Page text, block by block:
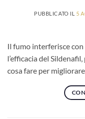
PUBBLICATO IL 5
Il fumo interferisce
l’efficacia del
cosa fare per